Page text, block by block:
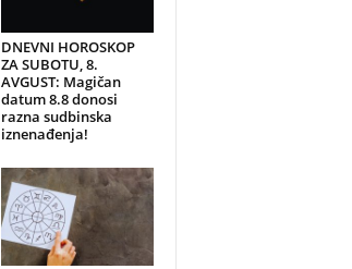
DNEVNI HOROSKOP
ZA SUBOTU, 8.
AVGUST: Magičan
datum 8.8 donosi
razna sudbinska
iznenađenja!